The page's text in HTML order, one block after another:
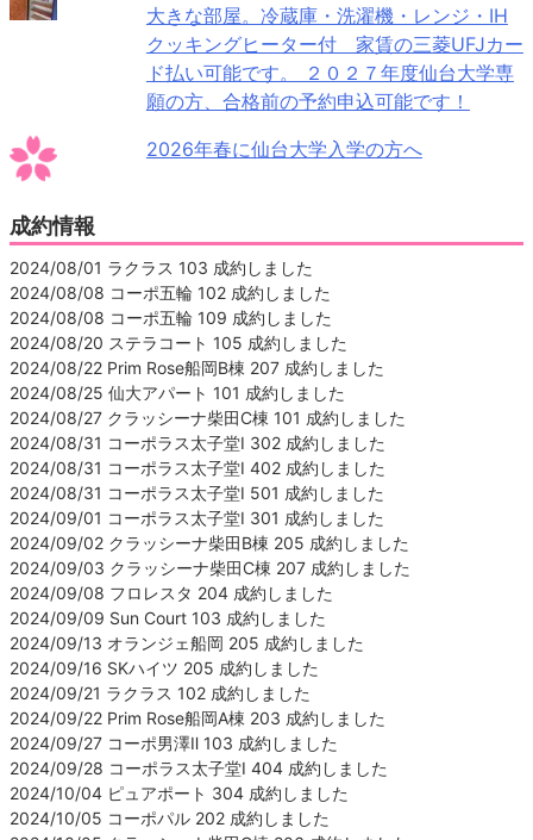
大きな部屋。冷蔵庫・洗濯機・レンジ・IH
クッキングヒーター付 家賃の三菱UFJカー
ド払い可能です。 ２０２７年度仙台大学専
願の方、合格前の予約申込可能です！
2026年春に仙台大学入学の方へ
成約情報
2024/08/01 ラクラス 103 成約しました
2024/08/08 コーポ五輪 102 成約しました
2024/08/08 コーポ五輪 109 成約しました
2024/08/20 ステラコート 105 成約しました
2024/08/22 Prim Rose船岡B棟 207 成約しました
2024/08/25 仙大アパート 101 成約しました
2024/08/27 クラッシーナ柴田C棟 101 成約しました
2024/08/31 コーポラス太子堂Ⅰ 302 成約しました
2024/08/31 コーポラス太子堂Ⅰ 402 成約しました
2024/08/31 コーポラス太子堂Ⅰ 501 成約しました
2024/09/01 コーポラス太子堂Ⅰ 301 成約しました
2024/09/02 クラッシーナ柴田B棟 205 成約しました
2024/09/03 クラッシーナ柴田C棟 207 成約しました
2024/09/08 フロレスタ 204 成約しました
2024/09/09 Sun Court 103 成約しました
2024/09/13 オランジェ船岡 205 成約しました
2024/09/16 SKハイツ 205 成約しました
2024/09/21 ラクラス 102 成約しました
2024/09/22 Prim Rose船岡A棟 203 成約しました
2024/09/27 コーポ男澤Ⅱ 103 成約しました
2024/09/28 コーポラス太子堂Ⅰ 404 成約しました
2024/10/04 ピュアポート 304 成約しました
2024/10/05 コーポパル 202 成約しました